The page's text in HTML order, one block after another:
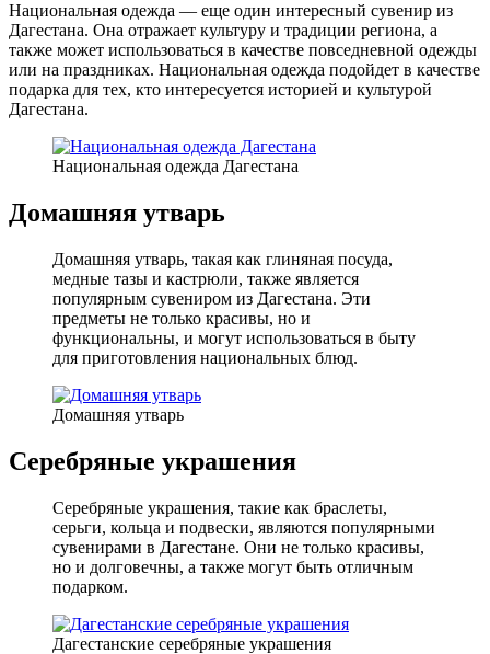
Национальная одежда — еще один интересный сувенир из
Дагестана. Она отражает культуру и традиции региона, а
также может использоваться в качестве повседневной одежды
или на праздниках. Национальная одежда подойдет в качестве
подарка для тех, кто интересуется историей и культурой
Дагестана.
Национальная одежда Дагестана
Домашняя утварь
Домашняя утварь, такая как глиняная посуда,
медные тазы и кастрюли, также является
популярным сувениром из Дагестана. Эти
предметы не только красивы, но и
функциональны, и могут использоваться в быту
для приготовления национальных блюд.
Домашняя утварь
Серебряные украшения
Серебряные украшения, такие как браслеты,
серьги, кольца и подвески, являются популярными
сувенирами в Дагестане. Они не только красивы,
но и долговечны, а также могут быть отличным
подарком.
Дагестанские серебряные украшения